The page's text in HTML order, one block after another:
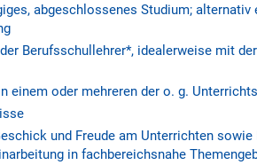
abgeschlossenes Studium; alternativ
Berufsschullehrer*, idealerweise mit
einem oder mehreren der o. g.
und Freude am Unterrichten
in fachbereichsnahe